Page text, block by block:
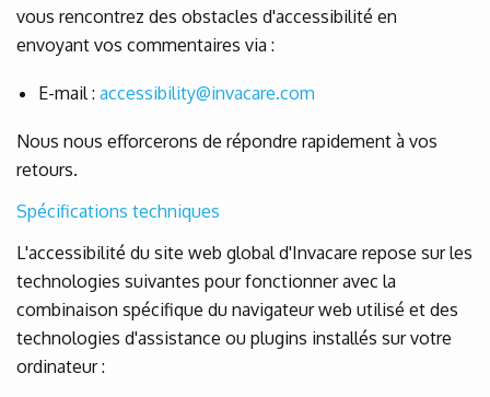
vous rencontrez des obstacles d'accessibilité en
envoyant vos commentaires via :
E-mail : accessibility@invacare.com
Nous nous efforcerons de répondre rapidement à vos
retours.
Spécifications techniques
L'accessibilité du site web global d'Invacare repose sur les
technologies suivantes pour fonctionner avec la
combinaison spécifique du navigateur web utilisé et des
technologies d'assistance ou plugins installés sur votre
ordinateur :